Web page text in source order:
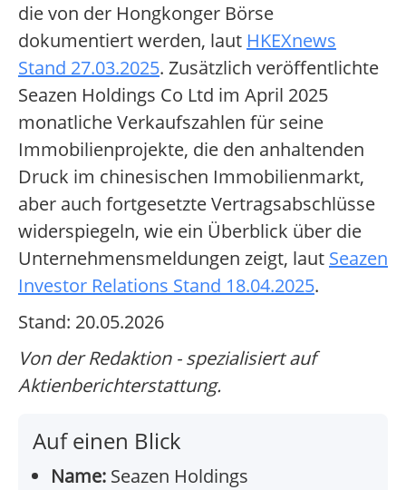
die von der Hongkonger Börse
dokumentiert werden, laut HKEXnews
Stand 27.03.2025. Zusätzlich veröffentlichte
Seazen Holdings Co Ltd im April 2025
monatliche Verkaufszahlen für seine
Immobilienprojekte, die den anhaltenden
Druck im chinesischen Immobilienmarkt,
aber auch fortgesetzte Vertragsabschlüsse
widerspiegeln, wie ein Überblick über die
Unternehmensmeldungen zeigt, laut Seazen
Investor Relations Stand 18.04.2025.
Stand: 20.05.2026
Von der Redaktion - spezialisiert auf
Aktienberichterstattung.
Auf einen Blick
Name: Seazen Holdings